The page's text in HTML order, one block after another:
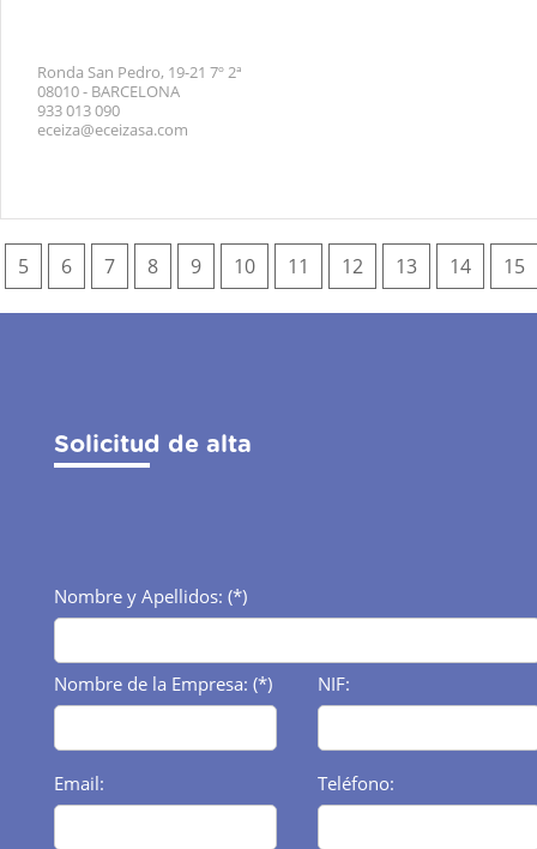
Ronda San Pedro, 19-21 7º 2ª
08010 - BARCELONA
933 013 090
eceiza@eceizasa.com
5 6 7 8 9 10 11 12 13 14 15
Solicitud de alta
Nombre y Apellidos: (*)
Nombre de la Empresa: (*) NIF:
Email: Teléfono: